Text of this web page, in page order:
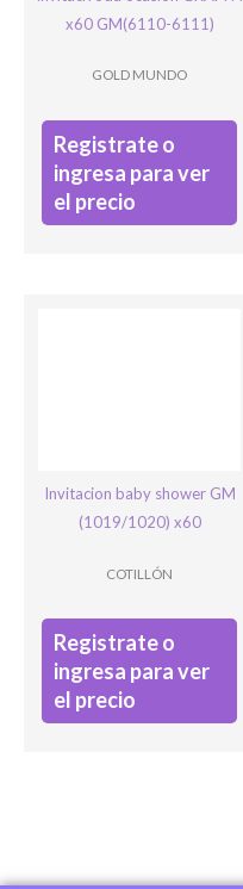
x60 GM(6110-6111)
GOLD MUNDO
Registrate o
ingresa para ver
el precio
Invitacion baby shower GM
(1019/1020) x60
COTILLÓN
Registrate o
ingresa para ver
el precio